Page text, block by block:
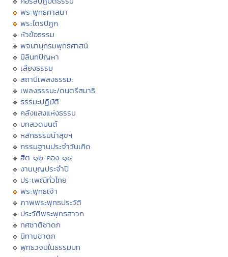
พระพุทธศาสนา
พระไตรปิฏก
หัวข้อธรรม
พจนานุกรมพุทธศาสน์
มิลินทปัญหา
เสียงธรรม
สถานีเพลงธรรมะ
เพลงธรรมะ/ดนตรีสมาธิ
ธรรมะปฏิบัติ
คลังแสงแห่งธรรม
บทสวดมนต์
หลักธรรมนำสุขฯ
กรรมฐานประจำวันเกิด
ฮีต ๑๒ คอง ๑๔
งานบุญประจำปี
ประเพณีทั่วไทย
พระพุทธเจ้า
ภาพพระพุทธประวัติ
ประวัติพระพุทธสาวก
ทศชาติชาดก
นิทานชาดก
พุทธวจนในธรรมบท